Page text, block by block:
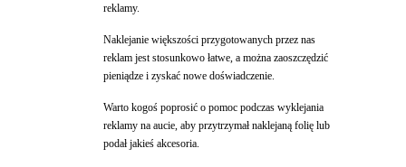
reklamy.
Naklejanie większości przygotowanych przez nas
reklam jest stosunkowo łatwe, a można zaoszczędzić
pieniądze i zyskać nowe doświadczenie.
Warto kogoś poprosić o pomoc podczas wyklejania
reklamy na aucie, aby przytrzymał naklejaną folię lub
podał jakieś akcesoria.